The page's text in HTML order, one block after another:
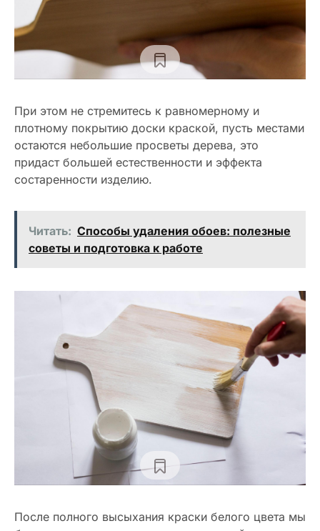
При этом не стремитесь к равномерному и
плотному покрытию доски краской, пусть местами
остаются небольшие просветы дерева, это
придаст большей естественности и эффекта
состаренности изделию.
Читать: Способы удаления обоев: полезные
советы и подготовка к работе
После полного высыхания краски белого цвета мы